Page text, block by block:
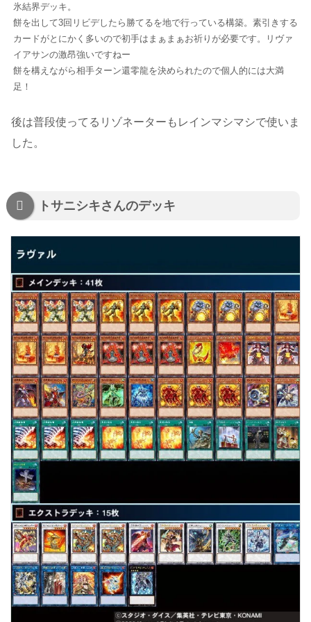
氷結界デッキ。
餅を出して3回リビデしたら勝てるを地で行っている構築。素引きする
カードがとにかく多いので初手はまぁまぁお祈りが必要です。リヴァ
イアサンの激昂強いですねー
餅を構えながら相手ターン還零龍を決められたので個人的には大満
足！
後は普段使ってるリゾネーターもレインマシマシで使いま
した。
トサニシキさんのデッキ